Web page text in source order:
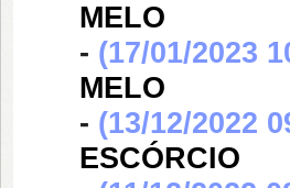
MELO
- (17/01/2023
MELO
- (13/12/2022
ESCÓRCIO